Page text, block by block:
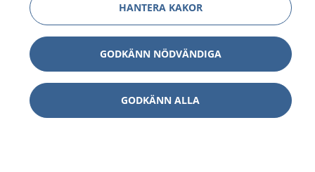
HANTERA KAKOR
GODKÄNN NÖDVÄNDIGA
GODKÄNN ALLA